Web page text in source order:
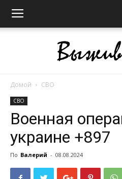
Домой СВО
СВО
Военная
украине +897
По Валерий - 08.08.2024